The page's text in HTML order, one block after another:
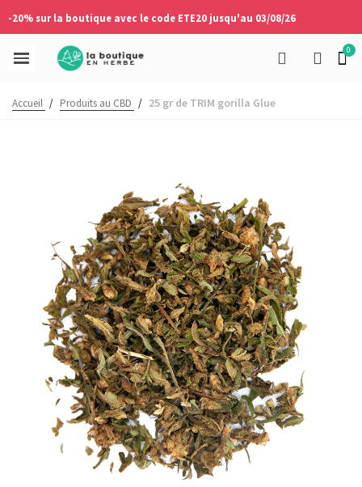
-20% sur la boutique avec le code ETE20 jusqu'au 03/08/26
Accueil / Produits au CBD / 25 gr de TRIM gorilla Glue